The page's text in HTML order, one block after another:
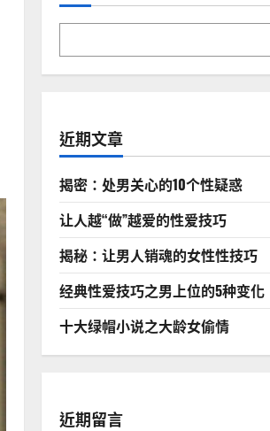
近期文章
揭密：处男关心的10个性疑惑
让人越“做”越爱的性爱技巧
揭秘：让男人销魂的女性性技巧
经典性爱技巧之男上位的5种变化
十大绿帽小说之大龄女偷情
近期留言